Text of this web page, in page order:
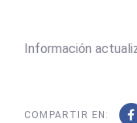
Información
COMPARTIR EN: